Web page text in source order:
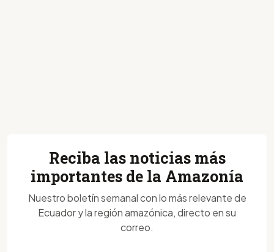
Reciba las noticias más
importantes de la Amazonía
Nuestro boletín semanal con lo más relevante de
Ecuador y la región amazónica, directo en su
correo.